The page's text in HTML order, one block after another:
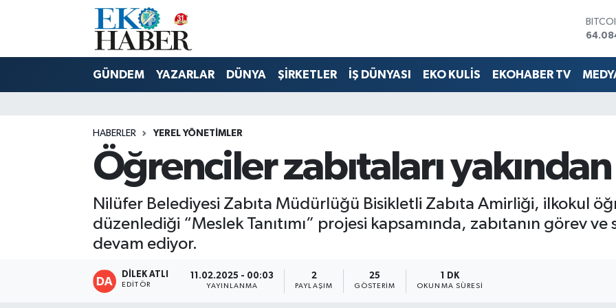
GÜNDEM YAZARLAR DÜNYA ŞİRKETLER İŞ DÜNYASI EKO KULİS EKOHABER TV
HABERLER YEREL YÖNETİMLER
Öğrenciler zabıtaları
Nilüfer Belediyesi Zabıta Müdürlüğü Bisikletli Zabıta Amirliği, ilkokul
düzenlediği “Meslek Tanıtımı” projesi kapsamında, zabıtanın görev
devam ediyor.
DİLEK ATLI
EDITÖR
11.02.2025 - 00:03
YAYINLANMA
2
PAYLAŞIM
25
GÖSTERIM
1 DK
OKUNMA SÜRESI
Hava Durumu
Tüm Manşetler
Haber Arşivi